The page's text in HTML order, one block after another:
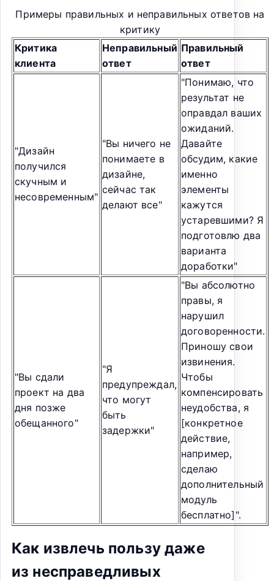
Примеры правильных и неправильных ответов на
критику
Критика
клиента
Неправильный
ответ
Правильный
ответ
"Дизайн
получился
скучным и
несовременным"
"Вы ничего не
понимаете в
дизайне,
сейчас так
делают все"
"Понимаю, что
результат не
оправдал ваших
ожиданий.
Давайте
обсудим, какие
именно
элементы
кажутся
устаревшими? Я
подготовлю два
варианта
доработки"
"Вы сдали
проект на два
дня позже
обещанного"
"Я
предупреждал,
что могут
быть
задержки"
"Вы абсолютно
правы, я
нарушил
договоренности.
Приношу свои
извинения.
Чтобы
компенсировать
неудобства, я
[конкретное
действие,
например,
сделаю
дополнительный
модуль
бесплатно]".
Как извлечь пользу даже
из несправедливых